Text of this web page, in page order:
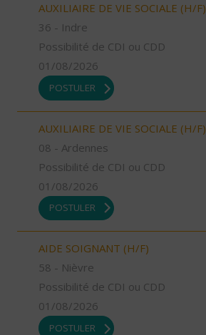
AUXILIAIRE DE VIE SOCIALE (H/F)
36 - Indre
Possibilité de CDI ou CDD
01/08/2026
POSTULER
AUXILIAIRE DE VIE SOCIALE (H/F)
08 - Ardennes
Possibilité de CDI ou CDD
01/08/2026
POSTULER
AIDE SOIGNANT (H/F)
58 - Nièvre
Possibilité de CDI ou CDD
01/08/2026
POSTULER